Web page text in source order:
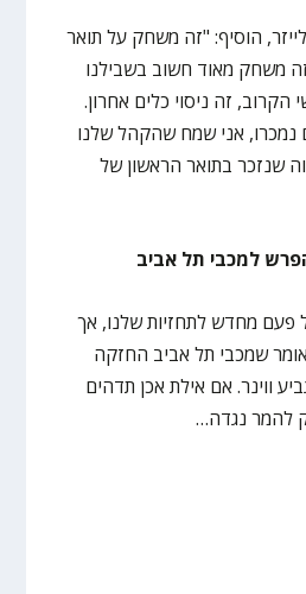
הוסיף: "זה משחק על תואר
משחק מאוד חשוב בשבילנו
הקרוב, זה ניסוי כלים אחרון.
אני שמח שהקהל שלנו
שנזכר בתואר הראשון של
פעם מחדש לתחזיות שלנו, אך
אומר שמכבי תל אביב החזקה
ווינר. אם אילת אכן תדהים
להמר נגדה…